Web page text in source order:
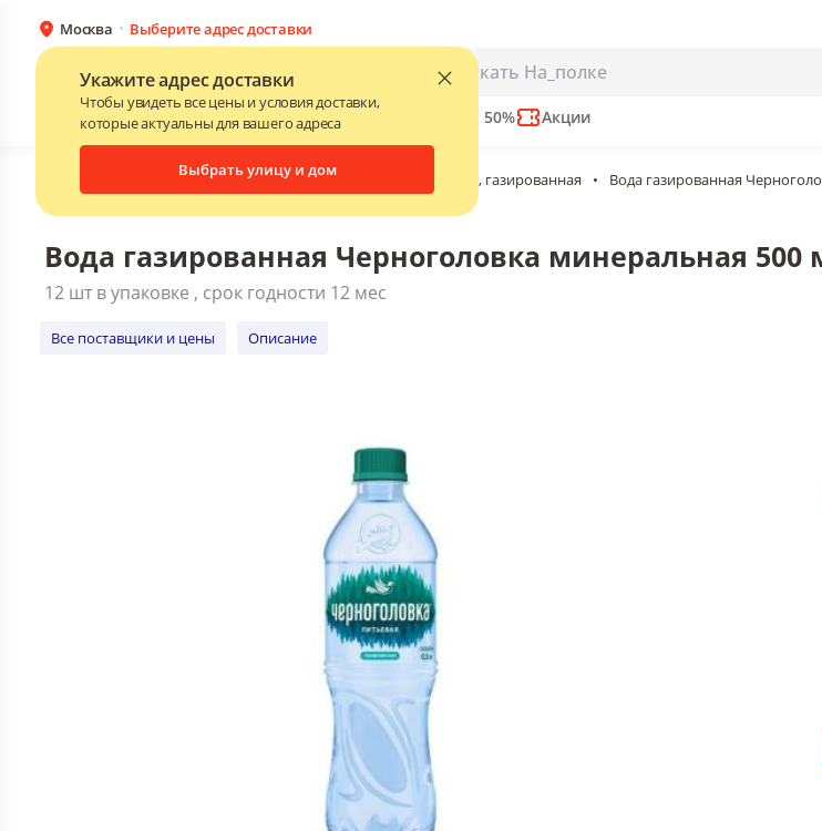
Москва Выберите адрес доставки
Укажите адрес доставки
Чтобы увидеть все цены и условия доставки,
которые актуальны для вашего адреса
Выбрать улицу и дом
Каталог
БрендыПрайс-листы поставщиков Скидки до 50% Акции
Каталог • Соки, воды, напитки Вода питьевая, газированная • Вода газированная
Вода газированная Черноголовка минеральная 500 мл., ПЭТ
12 шт в упаковке , срок годности 12 мес
Все поставщики и цены Описание
Вода газированная Черноголовка минеральная 500
12 шт в упаковке , срок годности 12 мес
Все поставщики и цены Описание